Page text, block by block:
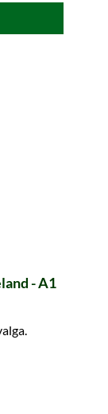
- A1